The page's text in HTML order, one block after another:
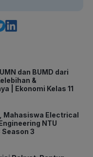
dan BUMD dari
&
| Ekonomi Kelas 11
Mahasiswa Electrical
NTU
Season 3